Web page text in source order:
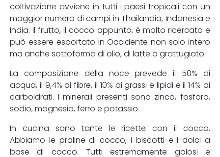
coltivazione avviene in tutti i paesi tropicali con un
maggior numero di campi in Thailandia, Indonesia e
India. Il frutto, il cocco appunto, è molto ricercato e
può essere esportato in Occidente non solo intero
ma anche sottoforma di olio, di latte o grattugiato.
La composizione della noce prevede il 50% di
acqua, il 9,4% di fibre, il 10% di grassi e lipidi e il 14% di
carboidrati. I minerali presenti sono zinco, fosforo,
sodio, magnesio, ferro e potassio.
In cucina sono tante le ricette con il cocco.
Abbiamo le praline di cocco, i biscotti e i dolci a
base di cocco. Tutti estremamente golosi e